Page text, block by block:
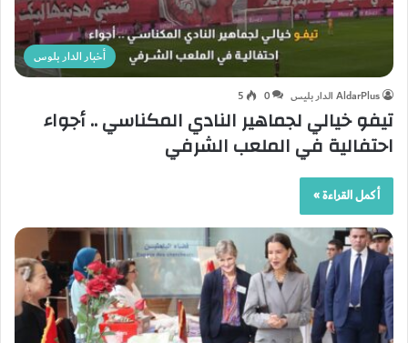
أخبار الدار بلوس
AldarPlus الدار بليس 0
5
تيفو خيالي لجماهير النادي المكناسي .. أجواء
احتفالية في الملعب الشرفي
أكمل القراءة »